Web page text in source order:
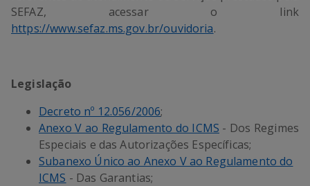
SEFAZ, acessar o link
https://www.sefaz.ms.gov.br/ouvidoria.
Legislação
Decreto nº 12.056/2006;
Anexo V ao Regulamento do ICMS - Dos Regimes
Especiais e das Autorizações Específicas;
Subanexo Único ao Anexo V ao Regulamento do
ICMS - Das Garantias;